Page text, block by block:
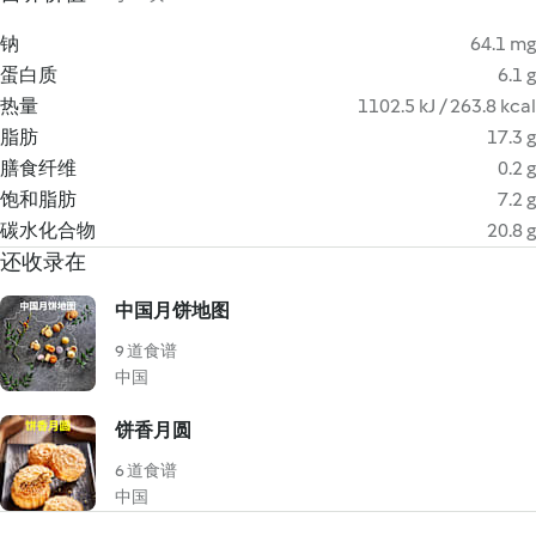
钠
64.1 mg
蛋白质
6.1 g
热量
1102.5 kJ / 263.8 kcal
脂肪
17.3 g
膳食纤维
0.2 g
饱和脂肪
7.2 g
碳水化合物
20.8 g
还收录在
中国月饼地图
9 道食谱
中国
饼香月圆
6 道食谱
中国